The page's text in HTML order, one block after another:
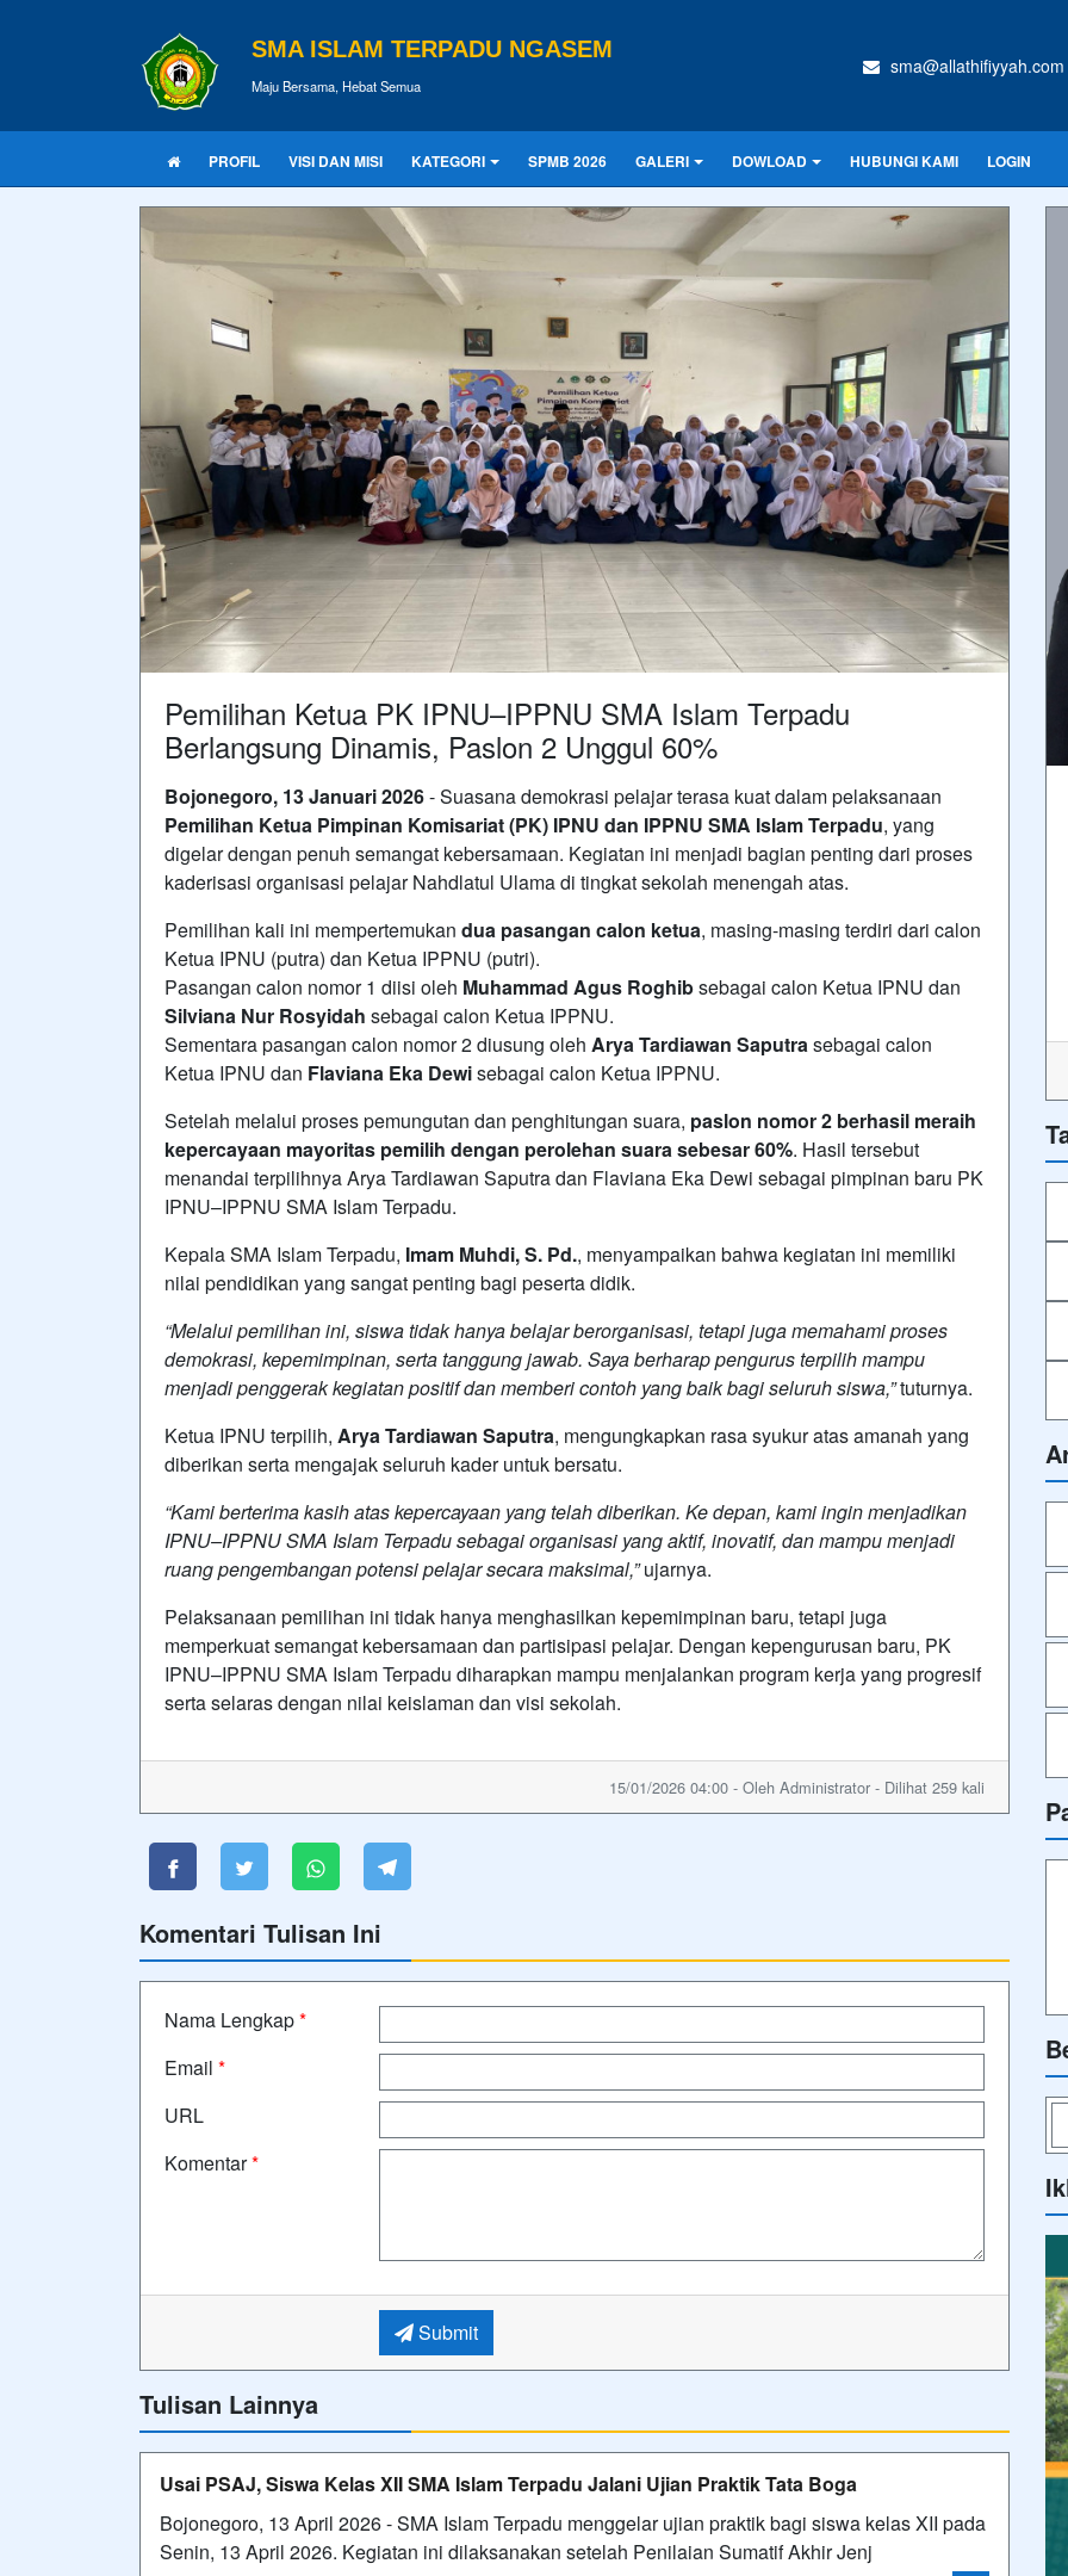
SMA ISLAM TERPADU NGASEM
Maju Bersama, Hebat Semua
sma@allathifiyyah.com
PROFIL VISI DAN MISI KATEGORI SPMB 2026 GALERI DOWLOAD HUBUNGI KAMI LOGIN
Pemilihan Ketua PK IPNU–IPPNU SMA Islam Terpadu
Berlangsung Dinamis, Paslon 2 Unggul 60%
Bojonegoro, 13 Januari 2026- Suasana demokrasi pelajar terasa kuat dalam pelaksanaan
Pemilihan Ketua Pimpinan Komisariat (PK) IPNU dan IPPNU SMA Islam Terpadu, yang
digelar dengan penuh semangat kebersamaan. Kegiatan ini menjadi bagian penting dari proses
kaderisasi organisasi pelajar Nahdlatul Ulama di tingkat sekolah menengah atas.
Pemilihan kali ini mempertemukan dua pasangan calon ketua, masing-masing terdiri dari calon
Ketua IPNU (putra) dan Ketua IPPNU (putri).
Pasangan calon nomor 1 diisi oleh Muhammad Agus Roghibsebagai calon Ketua IPNU dan
Silviana Nur Rosyidah sebagai calon Ketua IPPNU.
Sementara pasangan calon nomor 2 diusung oleh Arya Tardiawan Saputrasebagai calon
Ketua IPNU dan Flaviana Eka Dewisebagai calon Ketua IPPNU.
Setelah melalui proses pemungutan dan penghitungan suara, paslon nomor 2 berhasil meraih
kepercayaan mayoritas pemilih dengan perolehan suara sebesar 60%. Hasil tersebut
menandai terpilihnya Arya Tardiawan Saputra dan Flaviana Eka Dewi sebagai pimpinan baru PK
IPNU–IPPNU SMA Islam Terpadu.
Kepala SMA Islam Terpadu, Imam Muhdi, S. Pd., menyampaikan bahwa kegiatan ini memiliki
nilai pendidikan yang sangat penting bagi peserta didik.
“Melalui pemilihan ini, siswa tidak hanya belajar berorganisasi, tetapi juga memahami proses
demokrasi, kepemimpinan, serta tanggung jawab. Saya berharap pengurus terpilih mampu
menjadi penggerak kegiatan positif dan memberi contoh yang baik bagi seluruh siswa,”tuturnya.
Ketua IPNU terpilih, Arya Tardiawan Saputra, mengungkapkan rasa syukur atas amanah yang
diberikan serta mengajak seluruh kader untuk bersatu.
“Kami berterima kasih atas kepercayaan yang telah diberikan. Ke depan, kami ingin menjadikan
IPNU–IPPNU SMA Islam Terpadu sebagai organisasi yang aktif, inovatif, dan mampu menjadi
ruang pengembangan potensi pelajar secara maksimal,”ujarnya.
Pelaksanaan pemilihan ini tidak hanya menghasilkan kepemimpinan baru, tetapi juga
memperkuat semangat kebersamaan dan partisipasi pelajar. Dengan kepengurusan baru, PK
IPNU–IPPNU SMA Islam Terpadu diharapkan mampu menjalankan program kerja yang progresif
serta selaras dengan nilai keislaman dan visi sekolah.
15/01/2026 04:00 - Oleh Administrator - Dilihat 259 kali
Komentari Tulisan Ini
Nama Lengkap*
Email *
URL
Komentar*
Submit
Tulisan Lainnya
Usai PSAJ, Siswa Kelas XII SMA Islam Terpadu Jalani Ujian Praktik Tata Boga
Bojonegoro, 13 April 2026 - SMA Islam Terpadu menggelar ujian praktik bagi siswa kelas XII pada
Senin, 13 April 2026. Kegiatan ini dilaksanakan setelah Penilaian Sumatif Akhir Jenj